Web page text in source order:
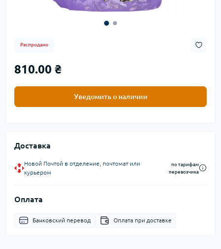
Распродано
810.00 ₴
Уведомить о наличии
Доставка
Новой Почтой в отделение, почтомат или
курьером
по тарифам
перевозчика
Оплата
Банковский перевод Оплата при доставке